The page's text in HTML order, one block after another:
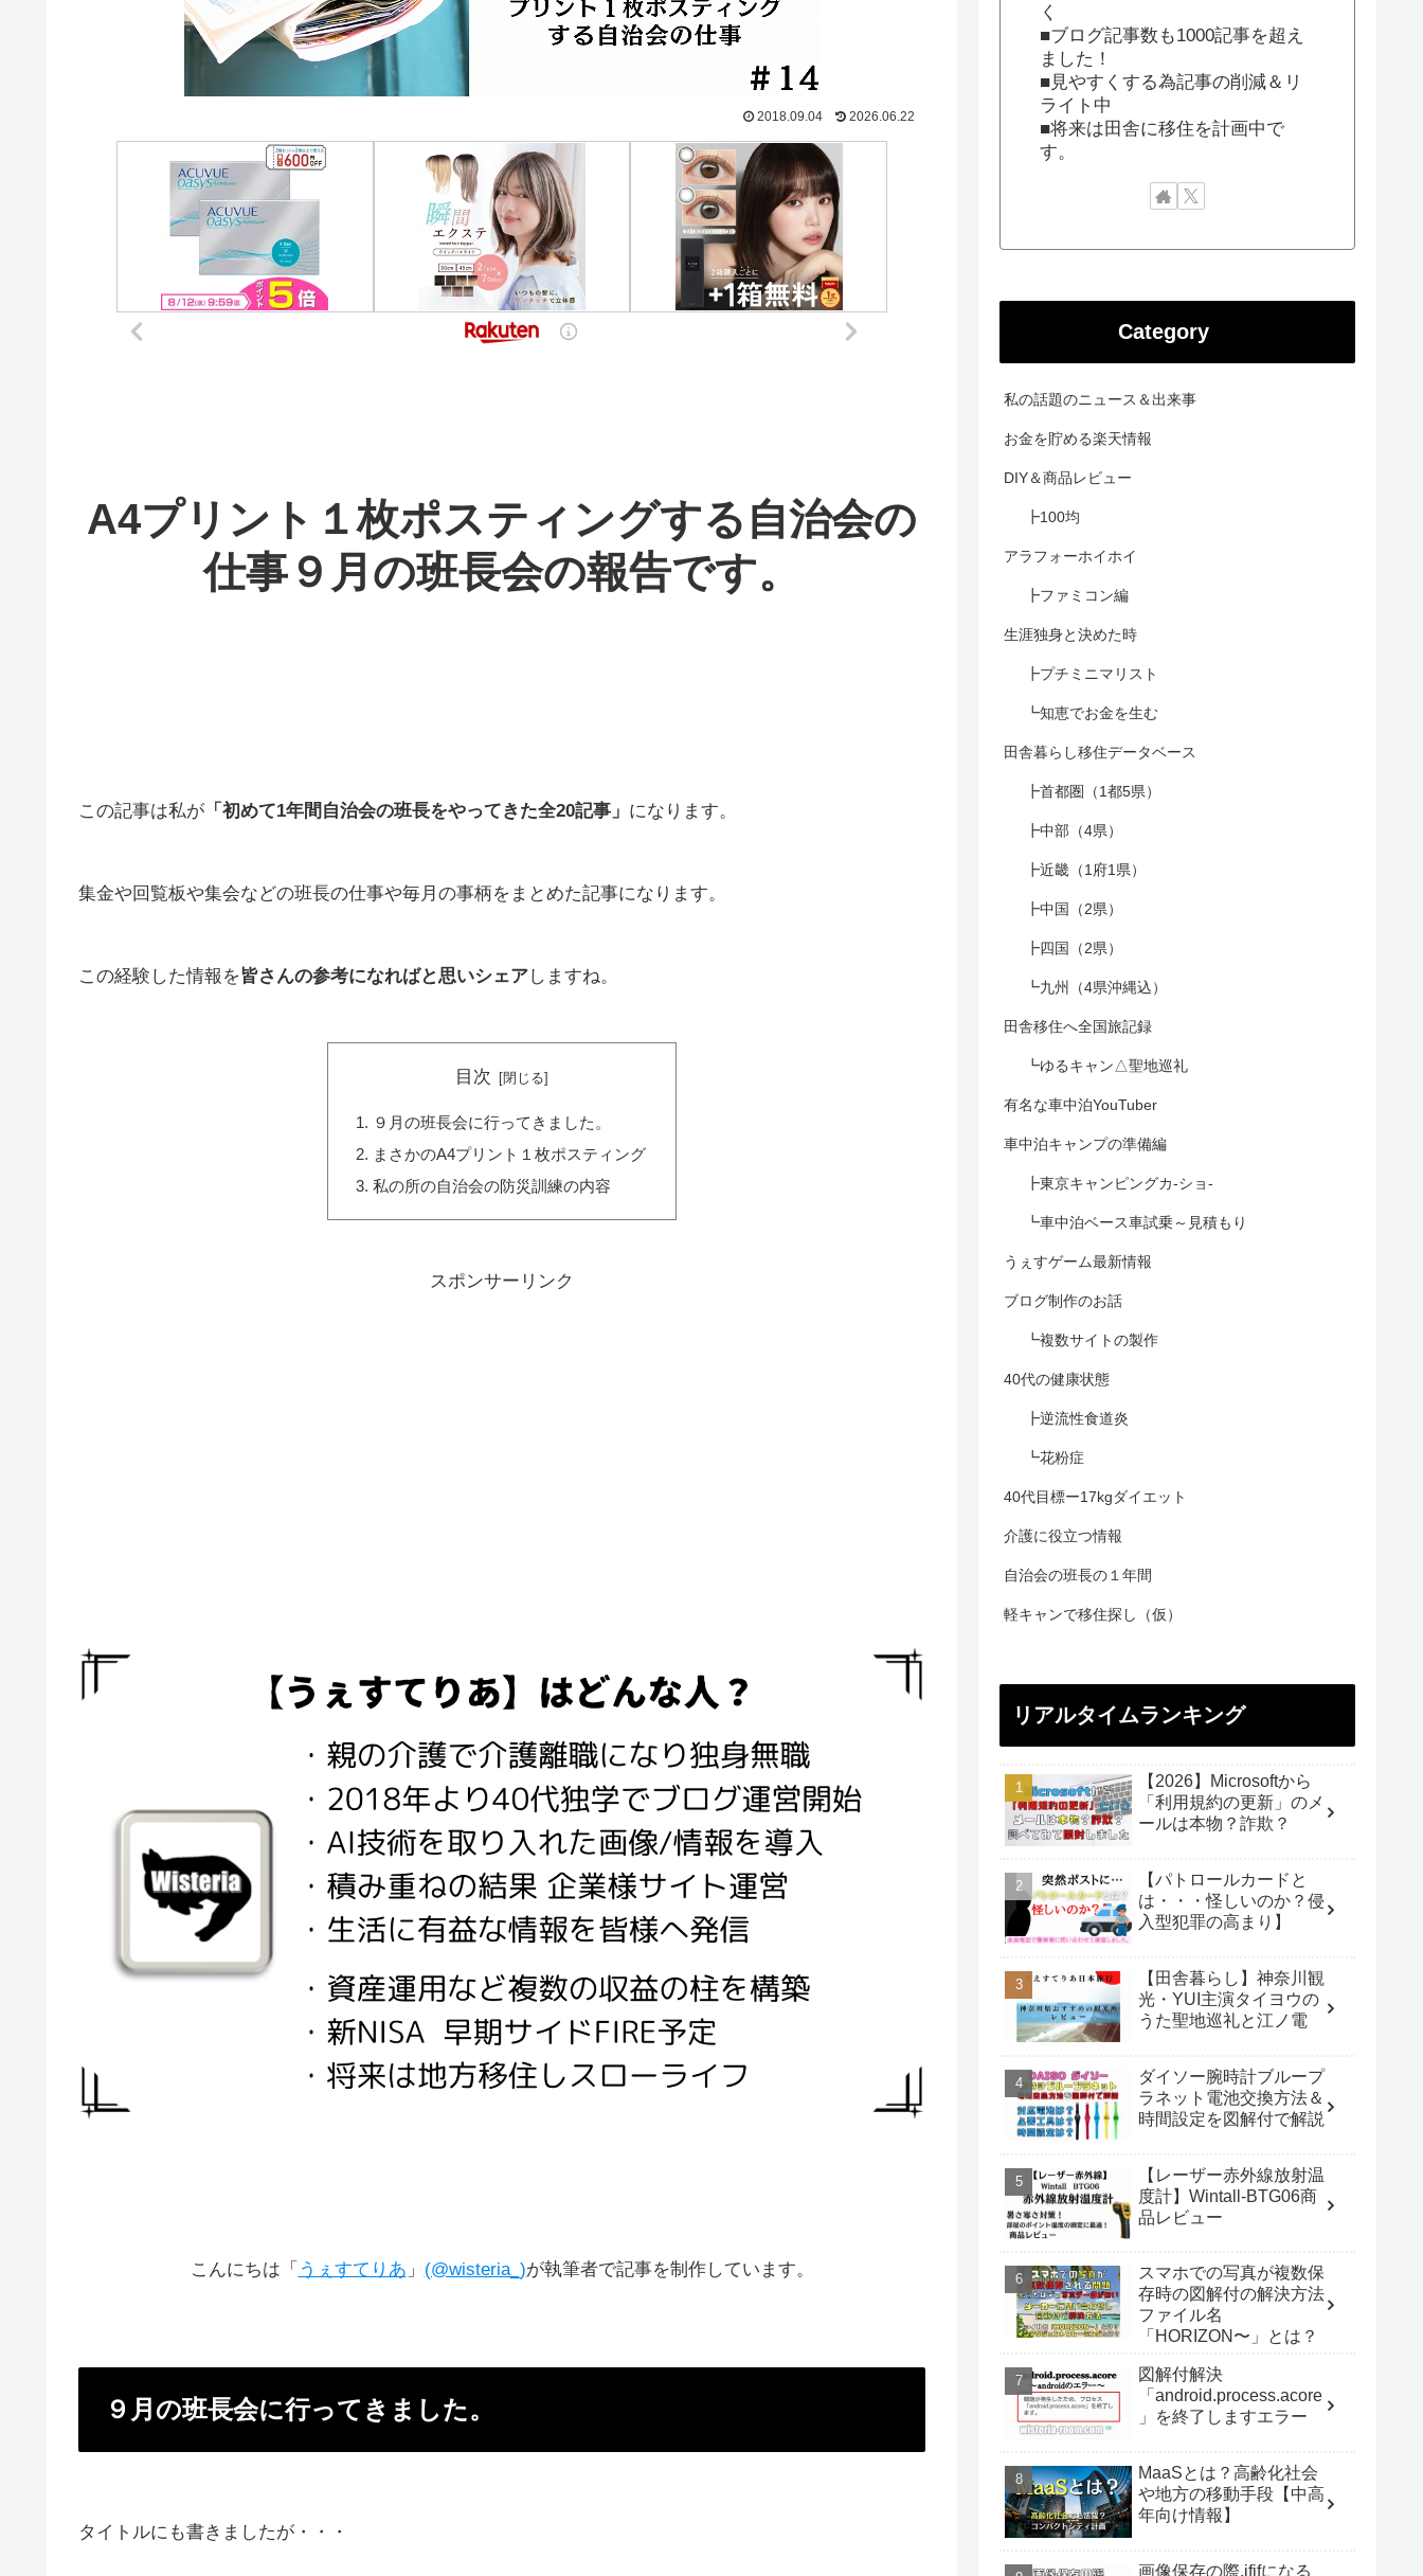
2018.09.04 2026.06.22
A4プリント１枚ポスティングする自治会の
仕事９月の班長会の報告です。
この記事は私が 「初めて1年間自治会の班長をやってきた全20記事」 になります。
集金や回覧板や集会などの班長の仕事や毎月の事柄をまとめた記事になります。
この経験した情報を皆さんの参考になればと思いシェアしますね。
目次
９月の班長会に行ってきました。
まさかのA4プリント１枚ポスティング
私の所の自治会の防災訓練の内容
スポンサーリンク
こんにちは「 うぇすてりあ 」 (@wisteria_)が執筆者で記事を制作しています。
９月の班長会に行ってきました。
タイトルにも書きましたが・・・
く
■ブログ記事数も1000記事を超え
ました！
■見やすくする為記事の削減＆リ
ライト中
■将来は田舎に移住を計画中で
す。
Category
私の話題のニュース＆出来事
お金を貯める楽天情報
DIY＆商品レビュー
┣100均
アラフォーホイホイ
┣ファミコン編
生涯独身と決めた時
┣プチミニマリスト
┗知恵でお金を生む
田舎暮らし移住データベース
┣首都圏（1都5県）
┣中部（4県）
┣近畿（1府1県）
┣中国（2県）
┣四国（2県）
┗九州（4県沖縄込）
田舎移住へ全国旅記録
┗ゆるキャン△聖地巡礼
有名な車中泊YouTuber
車中泊キャンプの準備編
┣東京キャンピングカ-ショ-
┗車中泊ベース車試乗～見積もり
うぇすゲーム最新情報
ブログ制作のお話
┗複数サイトの製作
40代の健康状態
┣逆流性食道炎
┗花粉症
40代目標ー17kgダイエット
介護に役立つ情報
自治会の班長の１年間
軽キャンで移住探し（仮）
リアルタイムランキング
【2026】Microsoftから
「利用規約の更新」のメ
ールは本物？詐欺？
【パトロールカードと
は・・・怪しいのか？侵
入型犯罪の高まり】
【田舎暮らし】神奈川観
光・YUI主演タイヨウの
うた聖地巡礼と江ノ電
ダイソー腕時計ブループ
ラネット電池交換方法＆
時間設定を図解付で解説
【レーザー赤外線放射温
度計】Wintall-BTG06商
品レビュー
スマホでの写真が複数保
存時の図解付の解決方法
ファイル名
「HORIZON〜」とは？
図解付解決
「android.process.acore
」を終了しますエラー
MaaSとは？高齢化社会
や地方の移動手段【中高
年向け情報】
画像保存の際.jfifになる